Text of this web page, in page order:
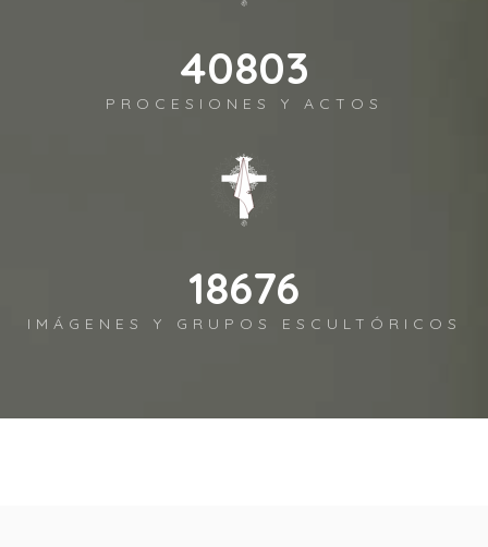
42372
PROCESIONES Y ACTOS
19394
IMÁGENES Y GRUPOS ESCULTÓRICOS